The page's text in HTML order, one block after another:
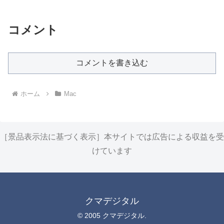
コメント
コメントを書き込む
ホーム Mac
［景品表示法に基づく表示］本サイトでは広告による収益を受
けています
クマデジタル
© 2005 クマデジタル.